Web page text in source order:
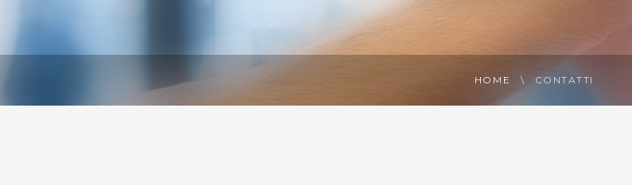
HOME CONTATTI